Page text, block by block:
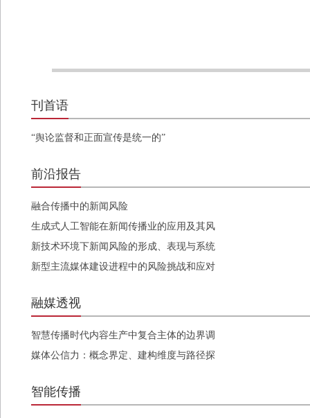
刊首语
“舆论监督和正面宣传是统一的”
前沿报告
融合传播中的新闻风险
生成式人工智能在新闻传播业的应用及其风
险应对
新技术环境下新闻风险的形成、表现与系统
治理
新型主流媒体建设进程中的风险挑战和应对
融媒透视
智慧传播时代内容生产中复合主体的边界调
适与间性审视
媒体公信力：概念界定、建构维度与路径探
智能传播